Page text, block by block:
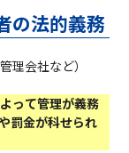
の法的義務
理会社など）
って管理が義務
罰金が科せられ